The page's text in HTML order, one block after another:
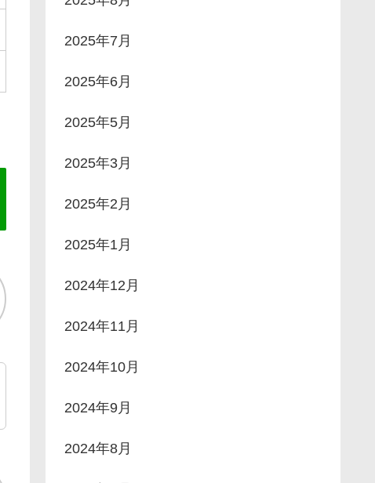
2025年7月
2025年6月
2025年5月
2025年3月
2025年2月
2025年1月
2024年12月
2024年11月
2024年10月
2024年9月
2024年8月